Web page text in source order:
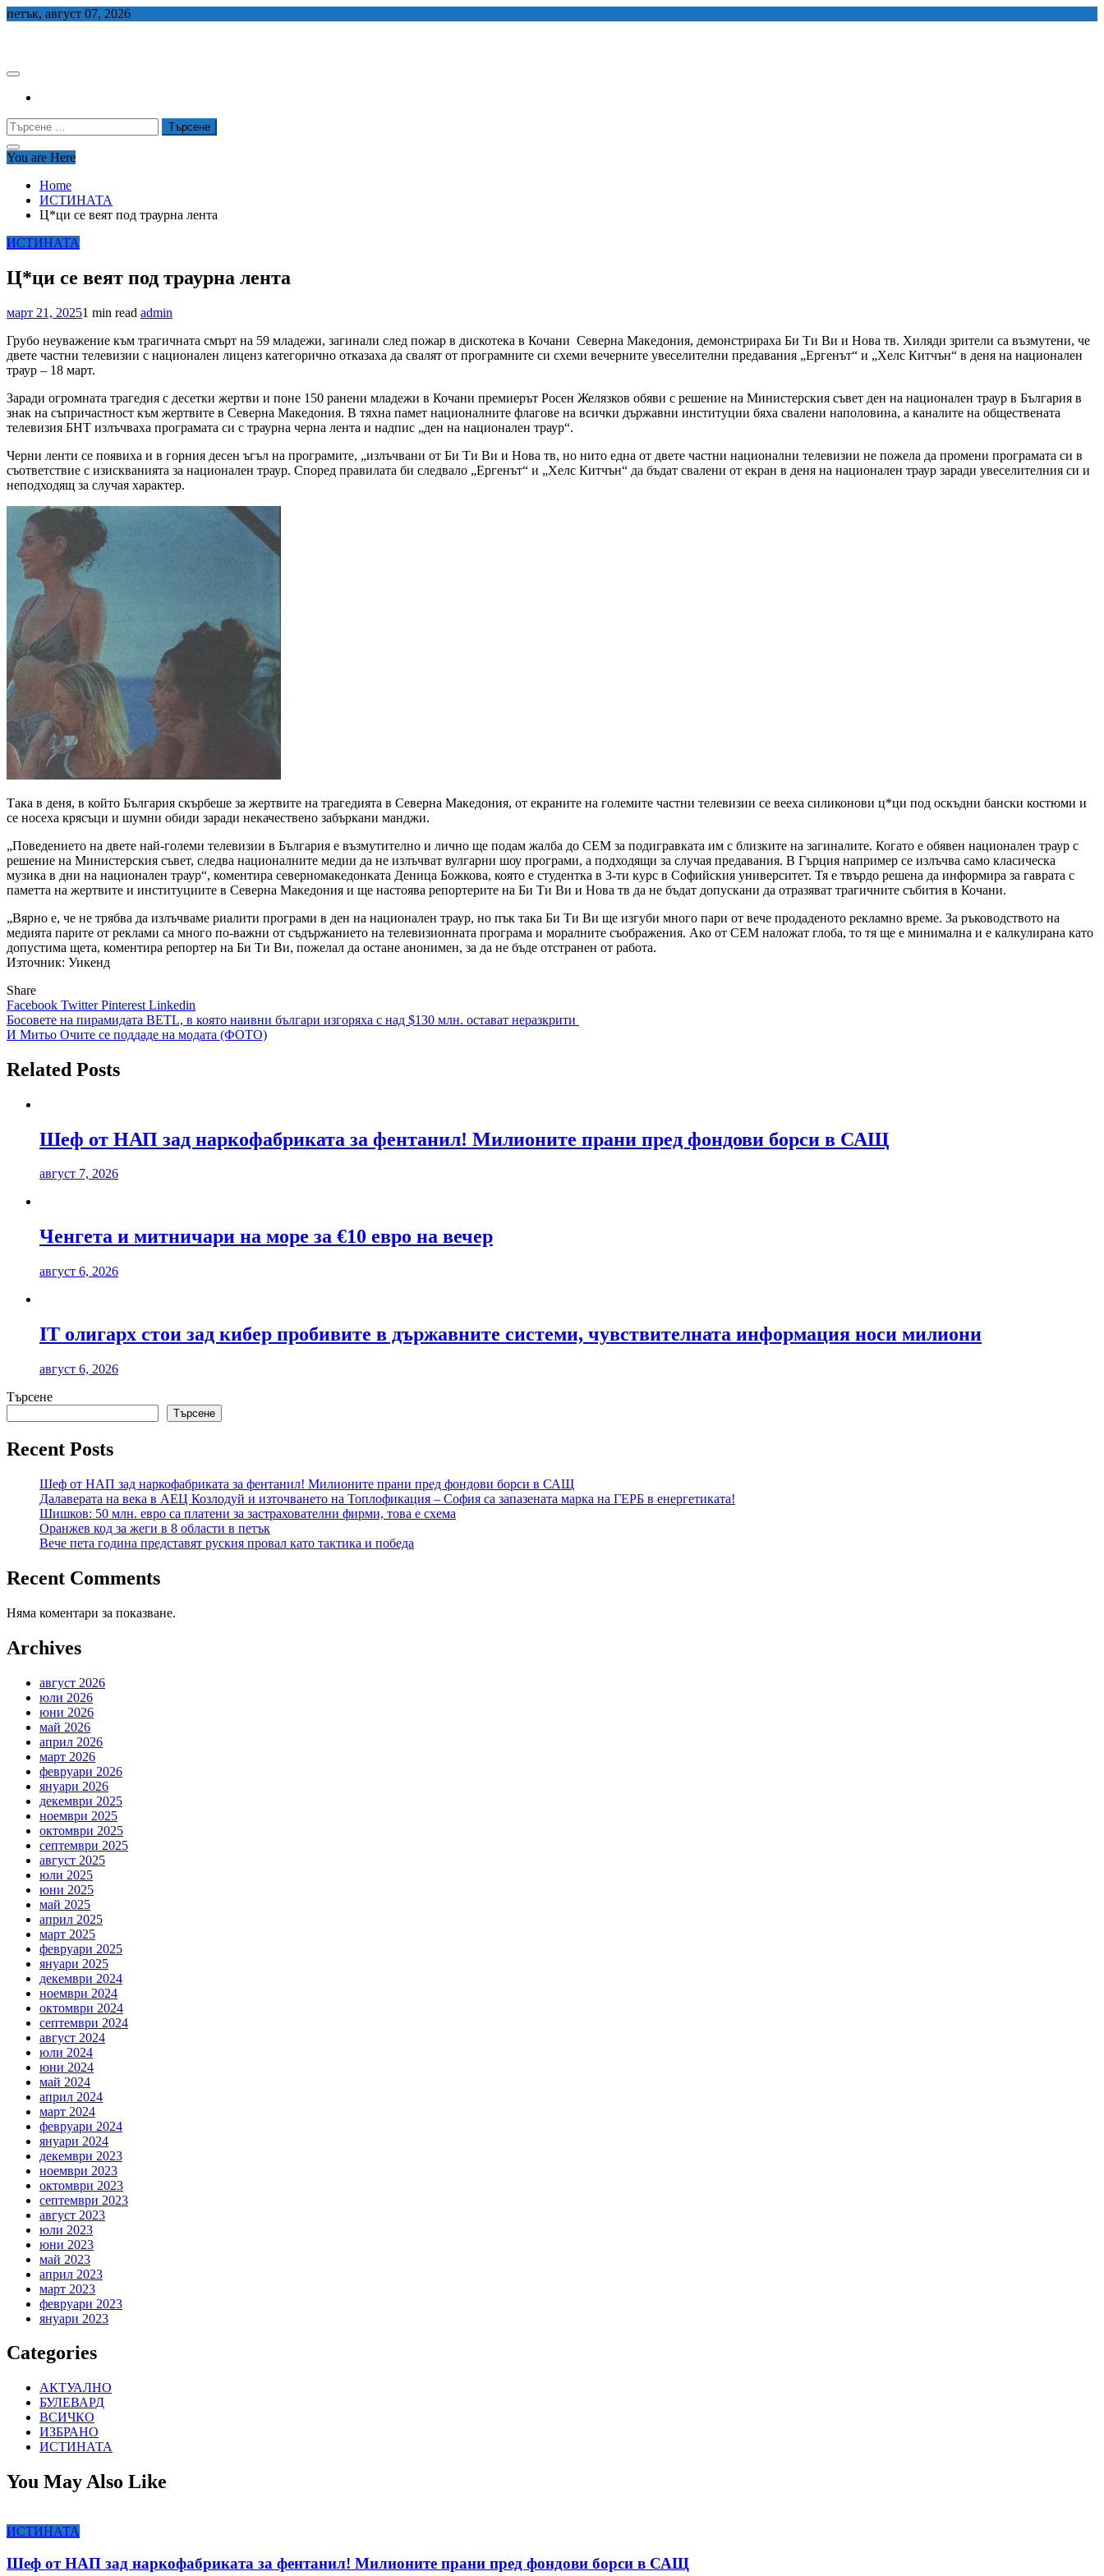
Skip
петък, август 07, 2026
Търсене
за:
You are Here
Home
ИСТИНАТА
Ц*ци се веят под траурна лента
ИСТИНАТА
Ц*ци се веят под траурна лента
март 21, 20251 min read admin
Грубо неуважение към трагичната смърт на 59 младежи, загинали след пожар в дискотека в Кочани Северна Македония, демонстрираха Би Ти Ви и Нова тв. Хиляди зрители са възмутени, че
двете частни телевизии с национален лиценз категорично отказаха да свалят от програмните си схеми вечерните увеселителни предавания „Ергенът“ и „Хелс Китчън“ в деня на национален
траур – 18 март.
Заради огромната трагедия с десетки жертви и поне 150 ранени младежи в Кочани премиерът Росен Желязков обяви с решение на Министерския съвет ден на национален траур в България в
знак на съпричастност към жертвите в Северна Македония. В тяхна памет националните флагове на всички държавни институции бяха свалени наполовина, а каналите на обществената
телевизия БНТ излъчваха програмата си с траурна черна лента и надпис „ден на национален траур“.
Черни ленти се появиха и в горния десен ъгъл на програмите, „излъчвани от Би Ти Ви и Нова тв, но нито една от двете частни национални телевизии не пожела да промени програмата си в
съответствие с изискванията за национален траур. Според правилата би следвало „Ергенът“ и „Хелс Китчън“ да бъдат свалени от екран в деня на национален траур заради увеселителния си и
неподходящ за случая характер.
Така в деня, в който България скърбеше за жертвите на трагедията в Северна Македония, от екраните на големите частни телевизии се вееха силиконови ц*ци под оскъдни бански костюми и
се носеха крясъци и шумни обиди заради некачествено забъркани манджи.
„Поведението на двете най-големи телевизии в България е възмутително и лично ще подам жалба до СЕМ за подигравката им с близките на загиналите. Когато е обявен национален траур с
решение на Министерския съвет, следва националните медии да не излъчват вулгарни шоу програми, а подходящи за случая предавания. В Гърция например се излъчва само класическа
музика в дни на национален траур“, коментира северномакедонката Деница Божкова, която е студентка в 3-ти курс в Софийския университет. Тя е твърдо решена да информира за гаврата с
паметта на жертвите и институциите в Северна Македония и ще настоява репортерите на Би Ти Ви и Нова тв да не бъдат допускани да отразяват трагичните събития в Кочани.
„Вярно е, че не трябва да излъчваме риалити програми в ден на национален траур, но пък така Би Ти Ви ще изгуби много пари от вече продаденото рекламно време. За ръководството на
медията парите от реклами са много по-важни от съдържанието на телевизионната програма и моралните съображения. Ако от СЕМ наложат глоба, то тя ще е минимална и е калкулирана като
допустима щета, коментира репортер на Би Ти Ви, пожелал да остане анонимен, за да не бъде отстранен от работа.
Източник: Уикенд
Share
Facebook TwitterPinterest Linkedin
Навигация
Босовете на пирамидата BETL, в която наивни българи изгоряха с над $130 млн. остават неразкрити
И Митьо Очите се поддаде на модата (ФОТО)
Related Posts
Шеф от НАП зад наркофабриката за фентанил! Милионите прани пред фондови борси в САЩ
август 7, 2026
Ченгета и митничари на море за €10 евро на вечер
август 6, 2026
IT олигарх стои зад кибер пробивите в държавните системи, чувствителната информация носи милиони
август 6, 2026
Търсене
Търсене
Recent Posts
Шеф от НАП зад наркофабриката за фентанил! Милионите прани пред фондови борси в САЩ
Далаверата на века в АЕЦ Козлодуй и източването на Топлофикация – София са запазената марка на ГЕРБ в енергетиката!
Шишков: 50 млн. евро са платени за застрахователни фирми, това е схема
Оранжев код за жеги в 8 области в петък
Вече пета година представят руския провал като тактика и победа
Recent Comments
Няма коментари за показване.
Archives
август 2026
юли 2026
юни 2026
май 2026
април 2026
март 2026
февруари 2026
януари 2026
декември 2025
ноември 2025
октомври 2025
септември 2025
август 2025
юли 2025
юни 2025
май 2025
април 2025
март 2025
февруари 2025
януари 2025
декември 2024
ноември 2024
октомври 2024
септември 2024
август 2024
юли 2024
юни 2024
май 2024
април 2024
март 2024
февруари 2024
януари 2024
декември 2023
ноември 2023
октомври 2023
септември 2023
август 2023
юли 2023
юни 2023
май 2023
април 2023
март 2023
февруари 2023
януари 2023
Categories
АКТУАЛНО
БУЛЕВАРД
ВСИЧКО
ИЗБРАНО
ИСТИНАТА
You May Also Like
ИСТИНАТА
Шеф от НАП зад наркофабриката за фентанил! Милионите прани пред фондови борси в САЩ